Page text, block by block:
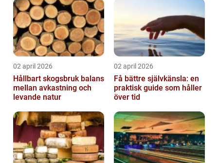
02 april 2026
Hållbart skogsbruk balans
mellan avkastning och
levande natur
02 april 2026
Få bättre självkänsla: en
praktisk guide som håller
över tid